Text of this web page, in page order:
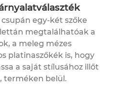
egy-két szőke
megtalálhatóak a
a meleg mézes
platinaszőkék is, hogy
a saját stílusához illőt
terméken belül.